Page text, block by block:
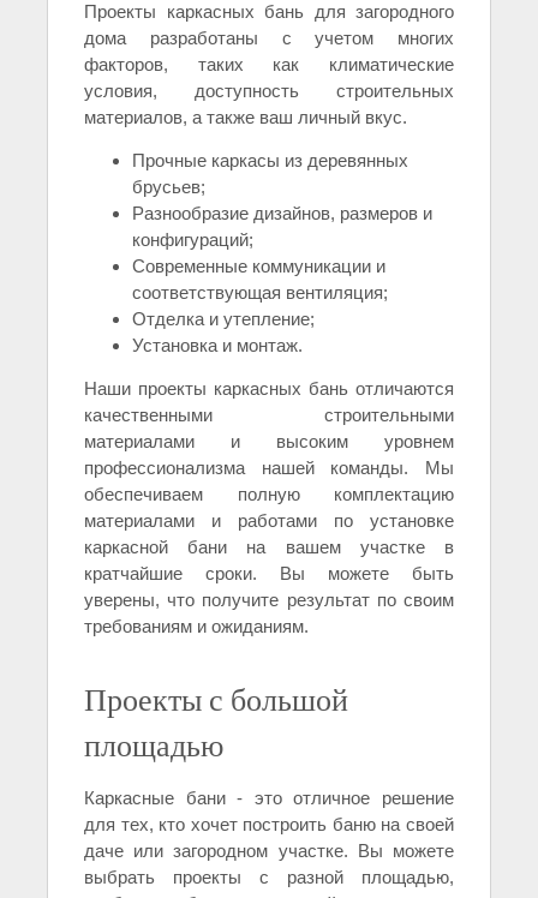
Проекты каркасных бань для загородного
дома разработаны с учетом многих
факторов, таких как климатические
условия, доступность строительных
материалов, а также ваш личный вкус.
Прочные каркасы из деревянных
брусьев;
Разнообразие дизайнов, размеров и
конфигураций;
Современные коммуникации и
соответствующая вентиляция;
Отделка и утепление;
Установка и монтаж.
Наши проекты каркасных бань отличаются
качественными строительными
материалами и высоким уровнем
профессионализма нашей команды. Мы
обеспечиваем полную комплектацию
материалами и работами по установке
каркасной бани на вашем участке в
кратчайшие сроки. Вы можете быть
уверены, что получите результат по своим
требованиям и ожиданиям.
Проекты с большой
площадью
Каркасные бани - это отличное решение
для тех, кто хочет построить баню на своей
даче или загородном участке. Вы можете
выбрать проекты с разной площадью,